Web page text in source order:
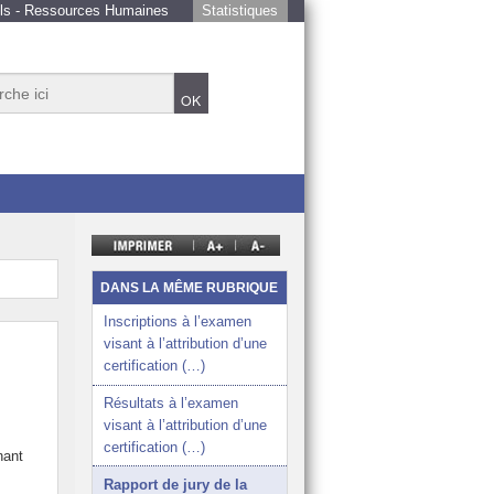
- Ressources Humaines Statistiques
éducatif de la NC
de tous les élèves
l’École calédonienne
de travail favorable, des élèves épanouis
sur la région Océanie et le monde
DANS LA MÊME RUBRIQUE
Inscriptions à l’examen
visant à l’attribution d’une
certification (…)
Résultats à l’examen
visant à l’attribution d’une
certification (…)
Rapport de jury de la